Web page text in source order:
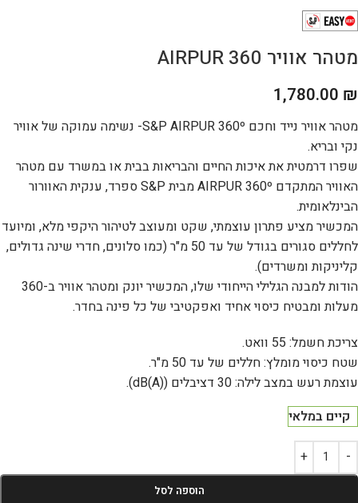
מטהר אוויר AIRPUR 360
1,780.00 ₪
מטהר אוויר נייד וחכם S&P AIRPUR 360º- נשימה עמוקה של אוויר
נקי ובריא.
שפרו דרמטית את איכות החיים והבריאות בבית או במשרד עם מטהר
האוויר המתקדם AIRPUR 360º מבית S&P ספרד, ענקית האוורור
הבינלאומית.
המכשיר מציע פתרון עוצמתי, שקט ומעוצב לטיהור היקפי מלא, ומיועד
לחללים סגורים בגודל של עד 50 מ"ר (כמו סלונים, חדרי שינה גדולים,
קליניקות ומשרדים).
הודות למבנה הגלילי הייחודי שלו, המכשיר יונק ומטהר אוויר ב-360
מעלות ומבטיח כיסוי אחיד ואפקטיבי של כל פינה בחדר.
צריכת חשמל: 55 וואט.
שטח כיסוי מומלץ: חללים של עד 50 מ"ר.
עוצמת רעש במצב לילה: 30 דציבלים (dB(A)).
קיים במלאי
הוספה לסל